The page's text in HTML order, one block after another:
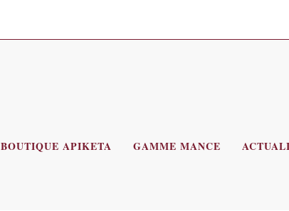
BOUTIQUE APIKETA GAMME MANCE